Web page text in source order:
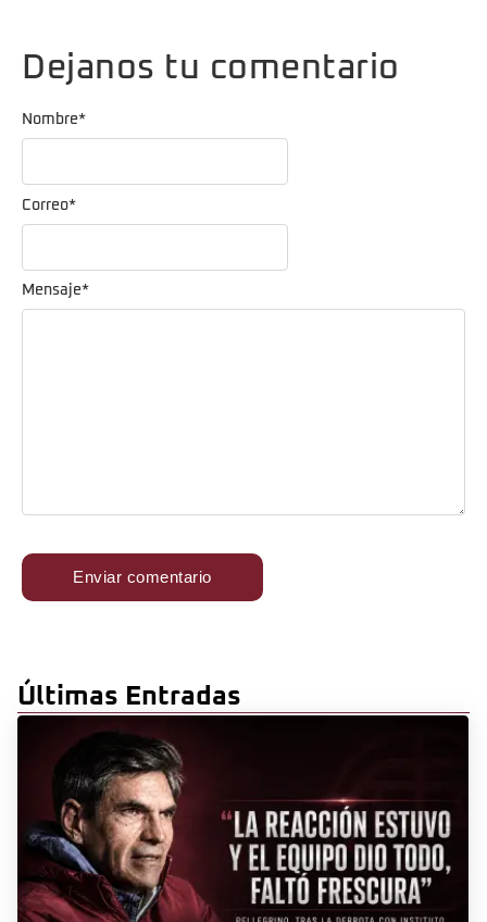
Dejanos tu comentario
Mensaje*
Nombre*
Correo*
Últimas Entradas